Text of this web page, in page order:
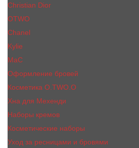
Christian Dior
OTWO
Сhanеl
Kylie
MaC
Оформление бровей
Косметика O.TWO.O
Хна для Мехенди
Наборы кремов
Косметические наборы
Уход за ресницами и бровями